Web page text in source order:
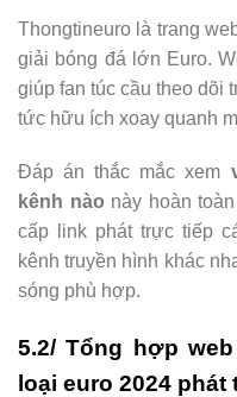
Thongtineuro là trang
giải bóng đá lớn Euro.
giúp fan túc cầu theo dõi
tức hữu ích xoay quanh
Đáp án thắc mắc xem
kênh nào này hoàn
cấp link phát trực tiếp
kênh truyền hình khác
sóng phù hợp.
5.2/ Tổng hợp
loại euro 2024 phát